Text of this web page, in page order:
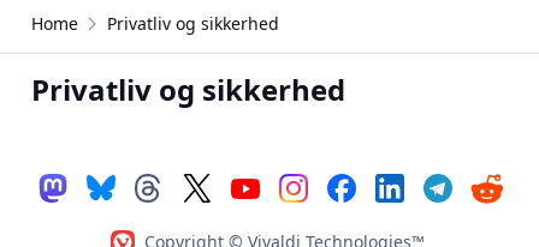
Home Privatliv og sikkerhed
Privatliv og sikkerhed
Copyright © Vivaldi Technologies™